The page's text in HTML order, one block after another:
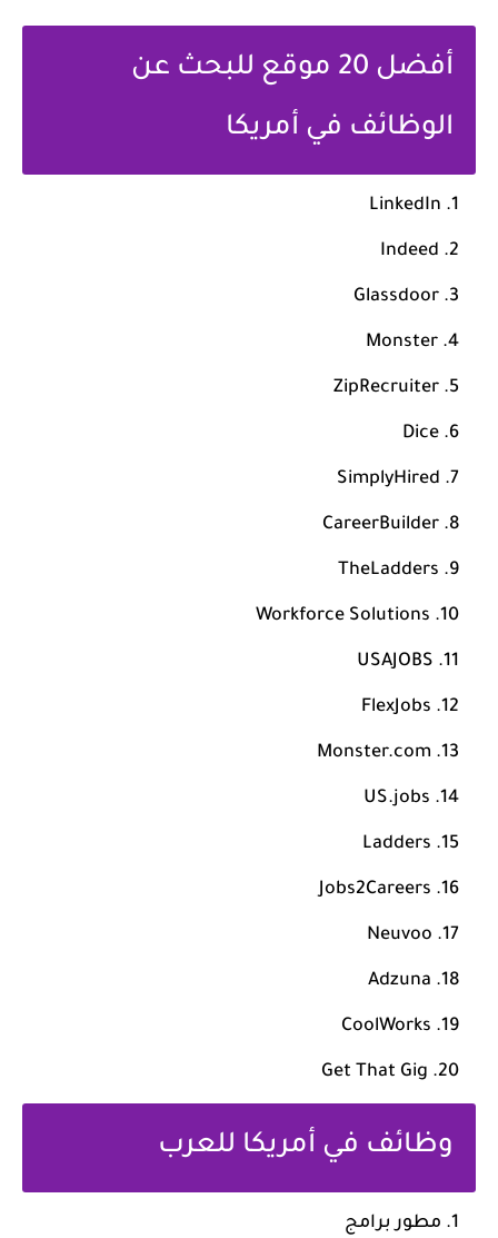
أفضل 20 موقع للبحث عن
الوظائف في أمريكا
LinkedIn
Indeed
Glassdoor
Monster
ZipRecruiter
Dice
SimplyHired
CareerBuilder
TheLadders
Workforce Solutions
USAJOBS
FlexJobs
Monster.com
US.jobs
Ladders
Jobs2Careers
Neuvoo
Adzuna
CoolWorks
Get That Gig
وظائف في أمريكا للعرب
مطور برامج